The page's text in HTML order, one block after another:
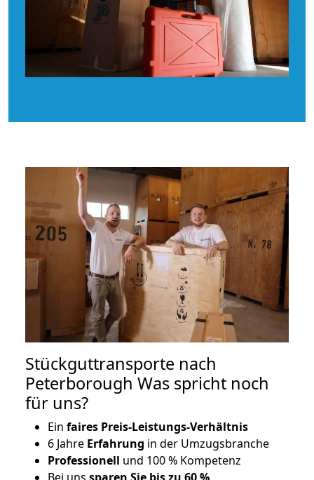
Stückguttransporte nach
Peterborough Was spricht noch
für uns?
Ein faires Preis-Leistungs-Verhältnis
6 Jahre Erfahrung in der Umzugsbranche
Professionell und 100 % Kompetenz